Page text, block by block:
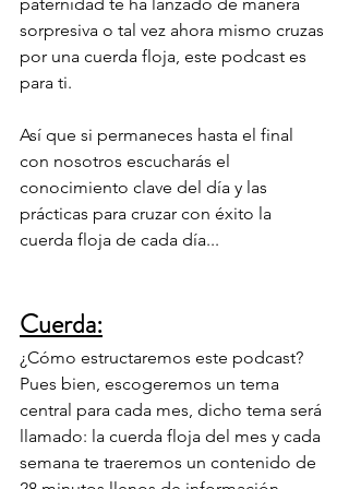
sorpresiva o tal vez ahora mismo cruzas
por una cuerda floja, este podcast es
para ti.
Así que si permaneces hasta el final
con nosotros escucharás el
conocimiento clave del día y las
prácticas para cruzar con éxito la
cuerda floja de cada día...
Cuerda:
¿Cómo estructaremos este podcast?
Pues bien, escogeremos un tema
central para cada mes, dicho tema será
llamado: la cuerda floja del mes y cada
semana te traeremos un contenido de